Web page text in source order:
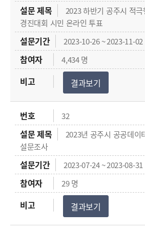
2023 하반기 공주시 적
경진대회 시민 온라인 투표
2023-10-26 ~ 2023-11-02
4,434 명
결과보기
32
2023년 공주시 공공데이
설문조사
2023-07-24 ~ 2023-08-31
29 명
결과보기